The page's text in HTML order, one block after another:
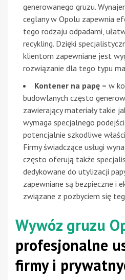
generowanego gruzu.
ceglany w Opolu zapewnia
tego rodzaju odpadami,
recykling. Dzięki
klientom zapewniane jest
rozwiązanie dla tego typu
Kontener na papę – w
budowlanych często
zawierający materiały takie
wymaga specjalnego
potencjalnie szkodliwe
Firmy świadczące usługi
często oferują także
dedykowane do utylizacji
zapewniane są bezpieczne i
związane z pozbyciem się
Wywóz gruzu
profesjonalne
firmy i